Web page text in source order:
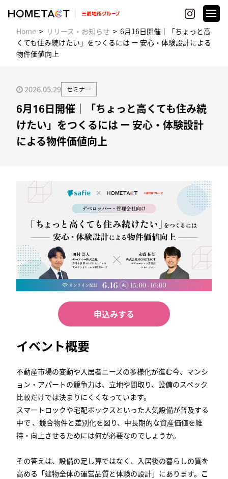
Home リリース・お知らせ
6月16日開催｜「ちょっと高
くても住み続けたい」をつくるには ー 安心・体験設計による
物件価値向上
2026.05.29 セミナー
6月16日開催｜「ちょっと高くても住み続
けたい」をつくるには ー 安心・体験設計
による物件価値向上
申込みする
イベント概要
不動産市場の変動や入居者ニーズの多様化が進む今、マンシ
ョン・アパートの競争力は、立地や間取り、設備のスペック
比較だけでは決まりにくくなっています。
スマートロックや宅配ボックスといった人気設備が普及する
中で 、競合物件と差別化を図り、中長期的な資産価値を維
持・向上させるためには何が必要なのでしょうか。
その答えは、設備の足し算ではなく、入居後の暮らしの質を
高める「建物全体の運営品質と体験の設計」にあります。 こ